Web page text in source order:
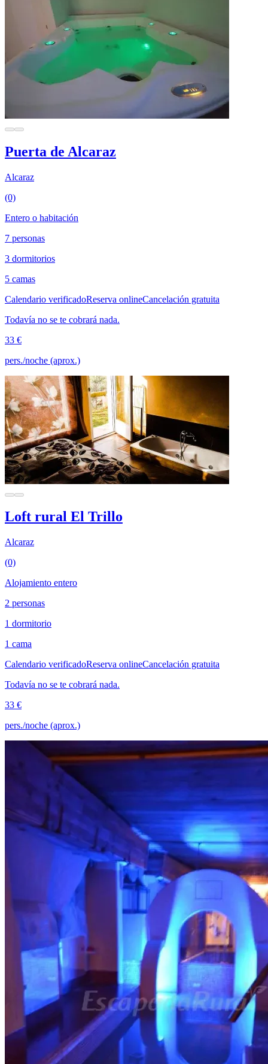
Puerta de Alcaraz
Alcaraz
(0)
Entero o habitación
7 personas
3 dormitorios
5 camas
Calendario verificadoReserva onlineCancelación gratuita
Todavía no se te cobrará nada.
33 €
pers./noche (aprox.)
Loft rural El Trillo
Alcaraz
(0)
Alojamiento entero
2 personas
1 dormitorio
1 cama
Calendario verificadoReserva onlineCancelación gratuita
Todavía no se te cobrará nada.
33 €
pers./noche (aprox.)